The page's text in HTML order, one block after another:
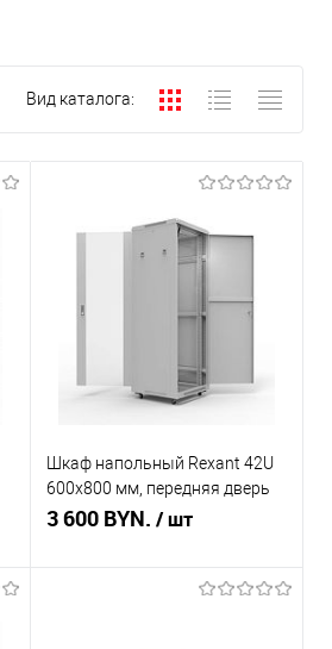
Вид каталога:
Шкаф напольный Rexant 42U
600х800 мм, передняя дверь
стекло
3 600 BYN. / шт